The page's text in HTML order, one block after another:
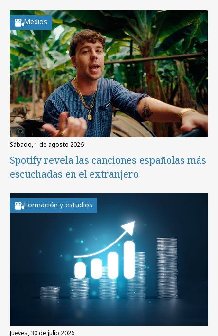
Medios
sábado, 1 de agosto 2026
Spotify revela las canciones españolas más
escuchadas en el extranjero
Formación y estudios
jueves, 30 de julio 2026